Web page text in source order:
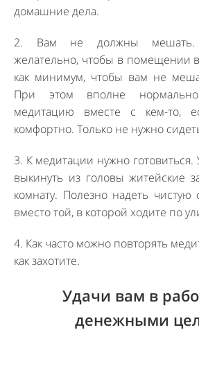
домашние дела.
2. Вам не должны мешать.
желательно, чтобы в помещении
как минимум, чтобы вам не
При этом вполне
медитацию вместе с кем-то,
комфортно. Только не нужно
3. К медитации нужно готовиться.
выкинуть из головы житейские
комнату. Полезно надеть
вместо той, в которой ходите по
4. Как часто можно повторять
как захотите.
Удачи вам в
денежными